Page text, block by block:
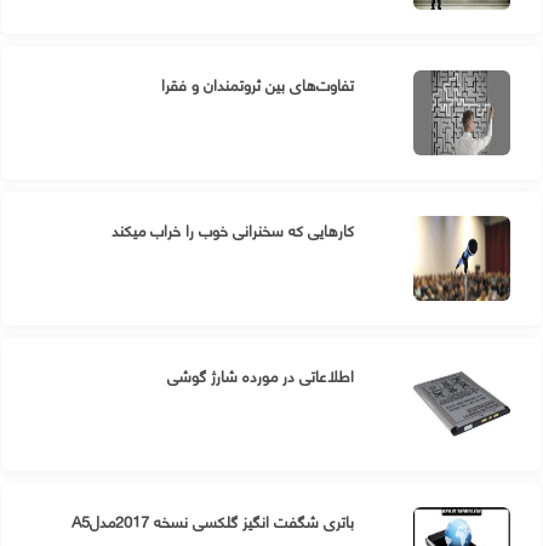
تفاوت‌های بین ثروتمندان و فقرا
کارهایی که سخنرانی خوب را خراب میکند
اطلاعاتی در مورده شارژ گوشی
باتری شگفت انگیز گلکسی نسخه 2017مدلA5